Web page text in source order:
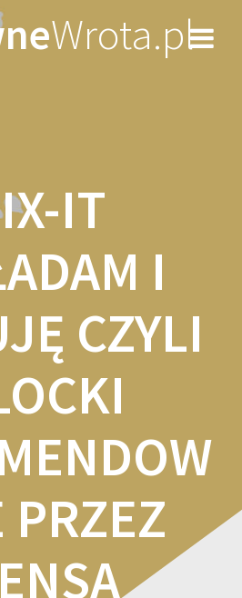
to
content
Wrota.pl
IT
I
CZYLI
PRZEZ